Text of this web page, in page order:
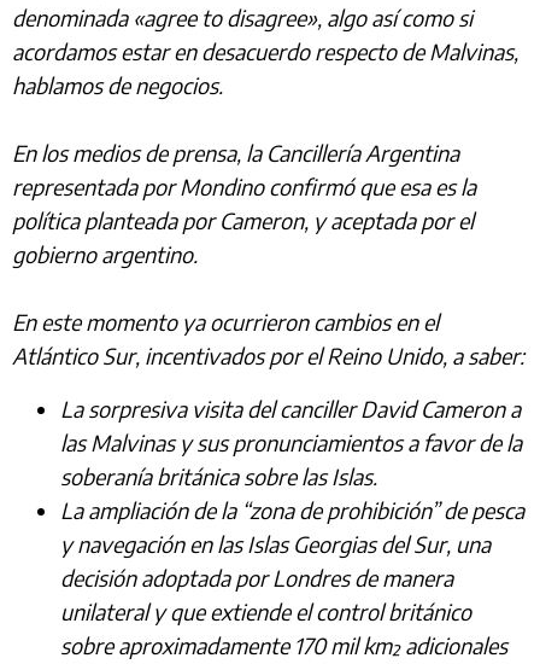
denominada «agree to disagree», algo así como si
acordamos estar en desacuerdo respecto de Malvinas,
hablamos de negocios.
En los medios de prensa, la Cancillería Argentina
representada por Mondino confirmó que esa es la
política planteada por Cameron, y aceptada por el
gobierno argentino.
En este momento ya ocurrieron cambios en el
Atlántico Sur, incentivados por el Reino Unido, a saber:
La sorpresiva visita del canciller David Cameron a
las Malvinas y sus pronunciamientos a favor de la
soberanía británica sobre las Islas.
La ampliación de la “zona de prohibición” de pesca
y navegación en las Islas Georgias del Sur, una
decisión adoptada por Londres de manera
unilateral y que extiende el control británico
sobre aproximadamente 170 mil km² adicionales